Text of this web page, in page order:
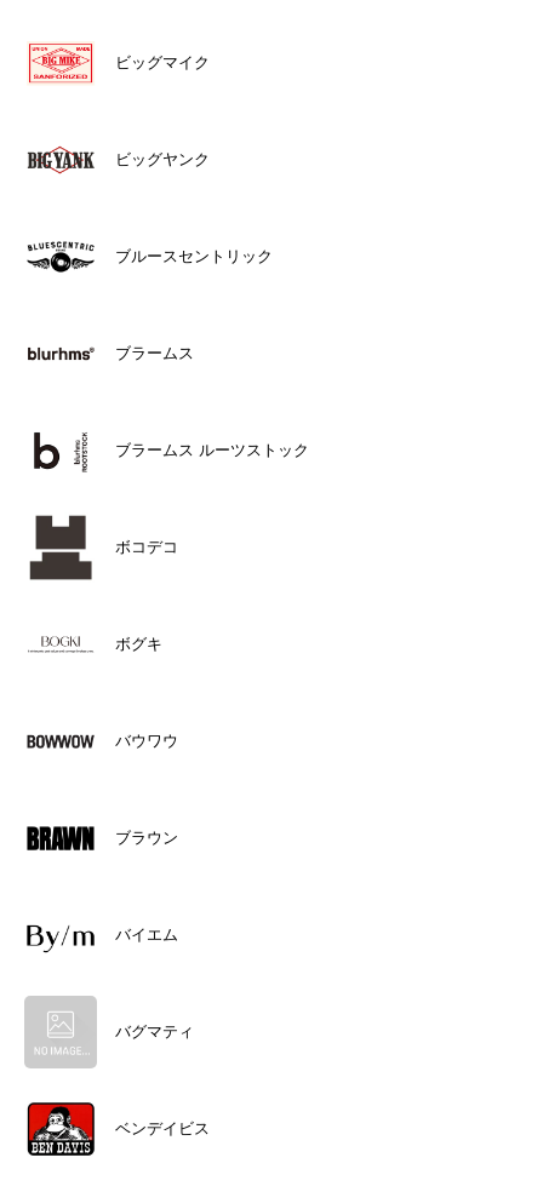
ビッグマイク
ビッグヤンク
ブルースセントリック
ブラームス
ブラームス ルーツストック
ボコデコ
ボグキ
バウワウ
ブラウン
バイエム
バグマティ
ベンデイビス